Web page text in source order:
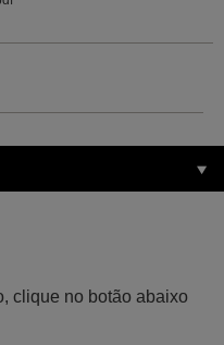
clique no botão abaixo